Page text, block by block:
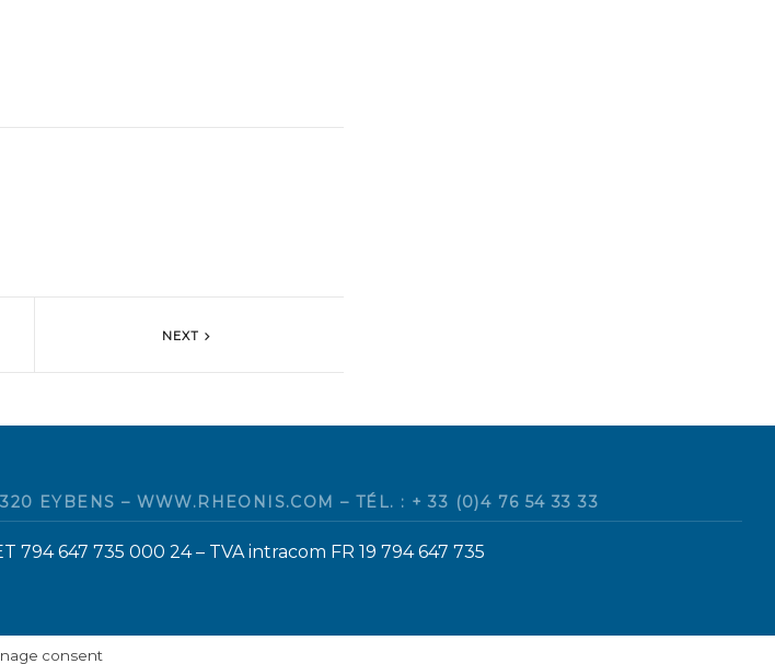
NEXT
EYBENS – WWW.RHEONIS.COM – TÉL. : + 33 (0)4 76 54 33 33
794 647 735 000 24 – TVA intracom FR 19 794 647 735
consent